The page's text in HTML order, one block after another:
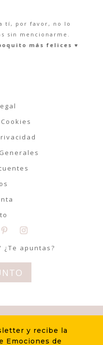
y recibe la
Emociones de
tí, por favor, no lo
sin mencionarme.
más felices ♥︎
¿Te apuntas?
| Todos los
| Diseño